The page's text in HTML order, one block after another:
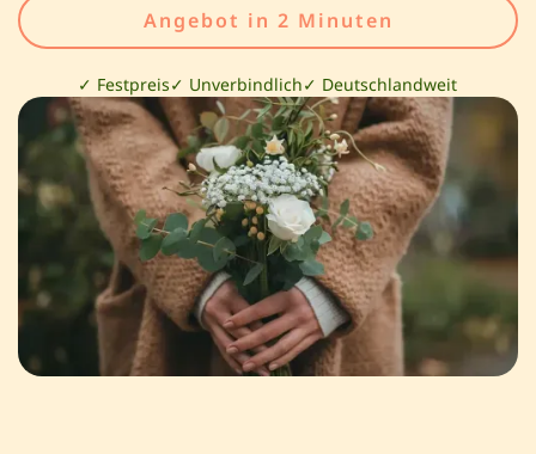
Angebot in 2 Minuten
✓ Festpreis✓ Unverbindlich✓ Deutschlandweit